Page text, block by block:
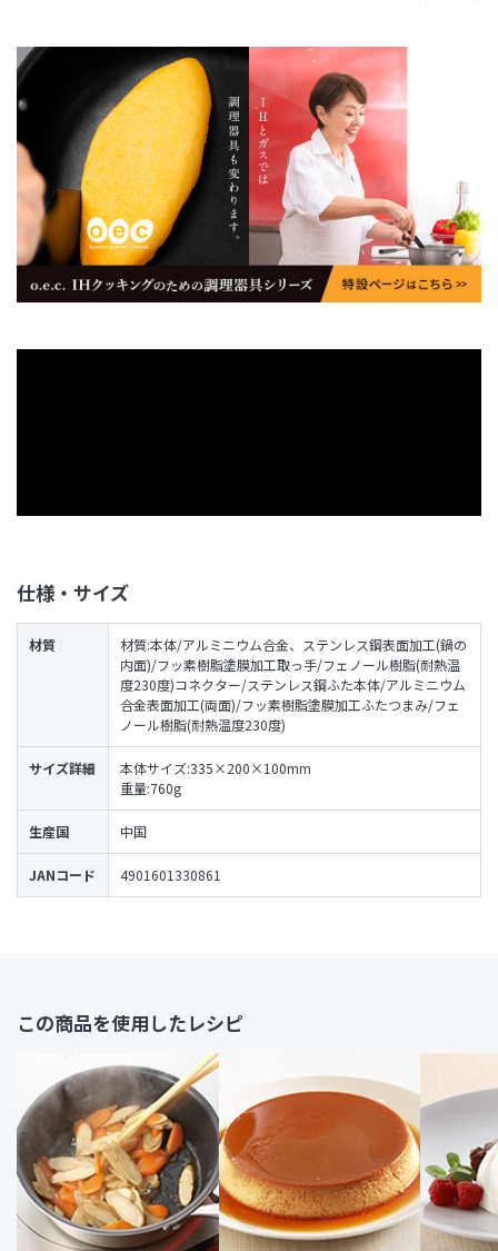
この商品を使用したレシピ
仕様・サイズ
材質
材質:本体/アルミニウム合金、ステンレス鋼表面加工(鍋の
内面)/フッ素樹脂塗膜加工取っ手/フェノール樹脂(耐熱温
度230度)コネクター/ステンレス鋼ふた本体/アルミニウム
合金表面加工(両面)/フッ素樹脂塗膜加工ふたつまみ/フェ
ノール樹脂(耐熱温度230度)
サイズ詳細
本体サイズ:335×200×100mm
重量:760g
生産国 中国
JANコード 4901601330861